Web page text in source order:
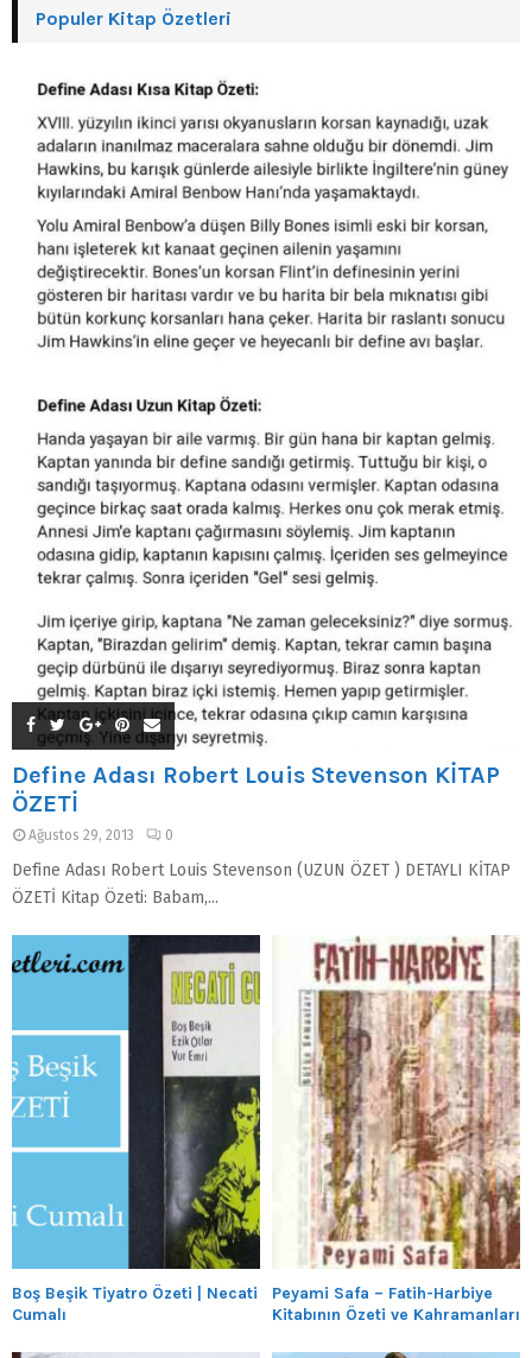
Populer Kitap Özetleri
Define Adası Robert Louis Stevenson KİTAP
ÖZETİ
Ağustos 29, 2013 0
Define Adası Robert Louis Stevenson (UZUN ÖZET ) DETAYLI KİTAP
ÖZETİ Kitap Özeti: Babam,...
Boş Beşik Tiyatro Özeti | Necati
Cumalı
Peyami Safa – Fatih-Harbiye
Kitabının Özeti ve Kahramanları